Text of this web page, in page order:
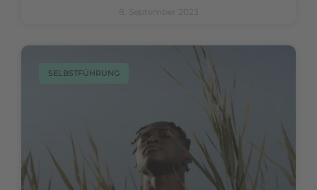
8. September 2023
SELBSTFÜHRUNG